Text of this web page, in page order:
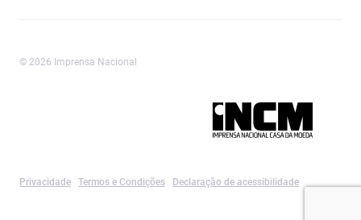
© 2026 Imprensa Nacional
Privacidade Termos e Condições Declaração de acessibilidade